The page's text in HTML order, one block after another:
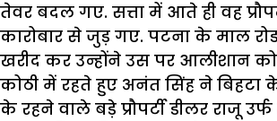
तेवर बदल गए. सत्ता में आते ही वह
कारोबार से जुड़ गए. पटना के माल
खरीद कर उन्होंने उस पर आलीशान
कोठी में रहते हुए अनंत सिंह ने बिहटा
के रहने वाले बड़े प्रौपर्टी डीलर राजू